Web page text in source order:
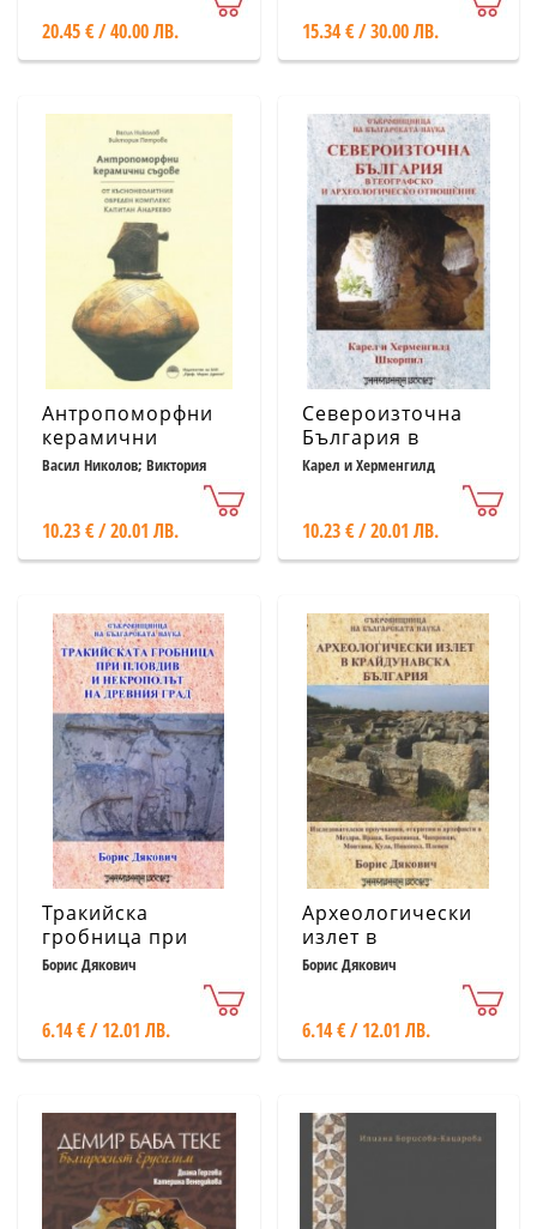
забележителности
20.45 € / 40.00 ЛВ.
Декьовци
15.34 € / 30.00 ЛВ.
Антропоморфни
керамични
съдове от
къснонеолитния
обреден комплекс
Капитан Андреево
Васил Николов; Виктория
10.23 € / 20.01 ЛВ.
Североизточна
България в
географско и
археологическо
Карел и Херменгилд
10.23 € / 20.01 ЛВ.
Тракийска
гробница при
Пловдив и
Борис Дякович
6.14 € / 12.01 ЛВ.
Археологически
излет в
крайдунавска
Борис Дякович
6.14 € / 12.01 ЛВ.